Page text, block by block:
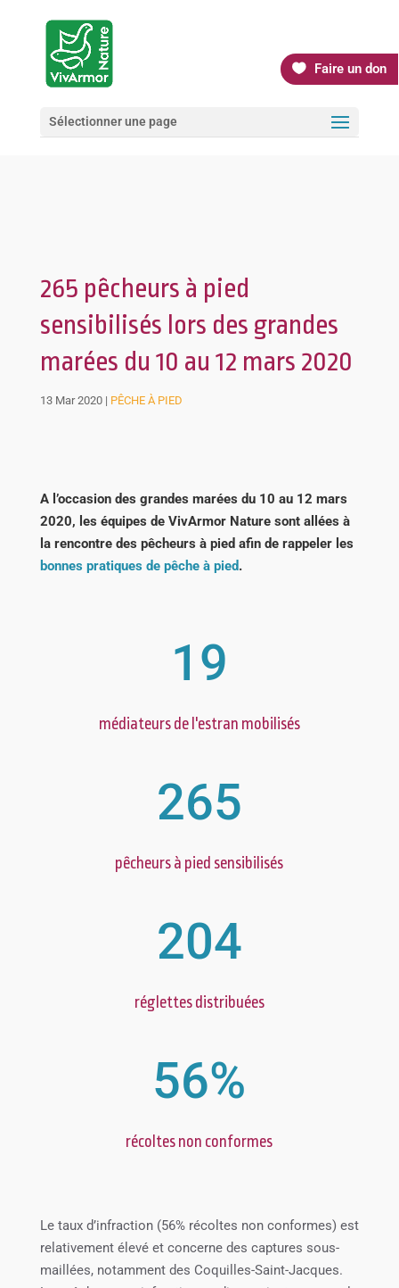
Faire un don
Sélectionner une page
265 pêcheurs à pied
sensibilisés lors des grandes
marées du 10 au 12 mars 2020
13 Mar 2020| PÊCHE À PIED
A l’occasion des grandes marées du 10 au 12 mars
2020, les équipes de VivArmor Nature sont allées à
la rencontre des pêcheurs à pied afin de rappeler les
bonnes pratiques de pêche à pied.
19
médiateurs de l'estran mobilisés
265
pêcheurs à pied sensibilisés
204
réglettes distribuées
56%
récoltes non conformes
Le taux d’infraction (56% récoltes non conformes) est
relativement élevé et concerne des captures sous-
maillées, notamment des Coquilles-Saint-Jacques.